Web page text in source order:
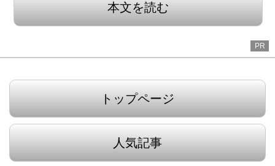
本文を読む
PR
トップページ
人気記事